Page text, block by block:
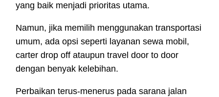
yang baik menjadi prioritas utama.
Namun, jika memilih menggunakan transportasi
umum, ada opsi seperti layanan sewa mobil,
carter drop off ataupun travel door to door
dengan benyak kelebihan.
Perbaikan terus-menerus pada sarana jalan